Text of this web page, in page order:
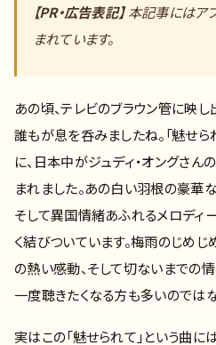
【PR・広告表記】本記事にはアフ
まれています。
あの頃、テレビのブラウン管に映
誰もが息を呑みましたね。「魅せ
に、日本中がジュディ・オングさ
まれました。あの白い羽根の豪華
そして異国情緒あふれるメロディ
く結びついています。梅雨のじめ
の熱い感動、そして切ないまでの
一度聴きたくなる方も多いのではな
実はこの「魅せられて」という曲に